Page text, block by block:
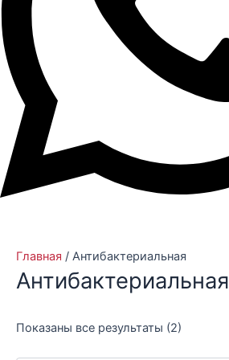
Главная / Антибактериальная
Антибактериальная
Показаны все результаты (2)